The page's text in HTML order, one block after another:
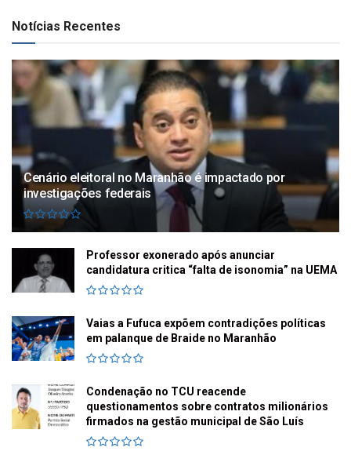
Notícias Recentes
Cenário eleitoral no Maranhão é impactado por
investigações federais
Professor exonerado após anunciar
candidatura critica “falta de isonomia” na UEMA
Vaias a Fufuca expõem contradições políticas
em palanque de Braide no Maranhão
Condenação no TCU reacende
questionamentos sobre contratos milionários
firmados na gestão municipal de São Luís